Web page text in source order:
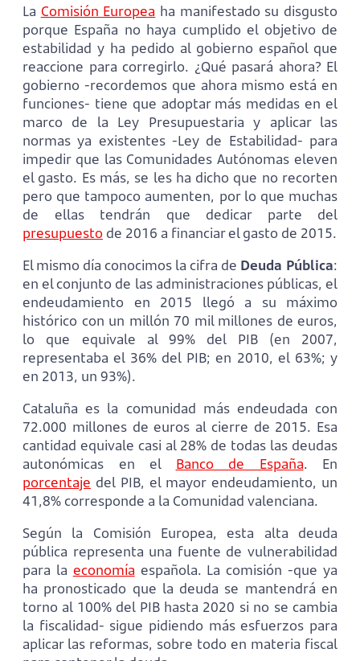
La Comisión Europea ha manifestado su disgusto
porque España no haya cumplido el objetivo de
estabilidad y ha pedido al gobierno español que
reaccione para corregirlo. ¿Qué pasará ahora? El
gobierno -recordemos que ahora mismo está en
funciones- tiene que adoptar más medidas en el
marco de la Ley Presupuestaria y aplicar las
normas ya existentes -Ley de Estabilidad- para
impedir que las Comunidades Autónomas eleven
el gasto. Es más, se les ha dicho que no recorten
pero que tampoco aumenten, por lo que muchas
de ellas tendrán que dedicar parte del
presupuesto de 2016 a financiar el gasto de 2015.
El mismo día conocimos la cifra de Deuda Pública:
en el conjunto de las administraciones públicas, el
endeudamiento en 2015 llegó a su máximo
histórico con un millón 70 mil millones de euros,
lo que equivale al 99% del PIB (en 2007,
representaba el 36% del PIB; en 2010, el 63%; y
en 2013, un 93%).
Cataluña es la comunidad más endeudada con
72.000 millones de euros al cierre de 2015. Esa
cantidad equivale casi al 28% de todas las deudas
autonómicas en el Banco de España. En
porcentaje del PIB, el mayor endeudamiento, un
41,8% corresponde a la Comunidad valenciana.
Según la Comisión Europea, esta alta deuda
pública representa una fuente de vulnerabilidad
para la economía española. La comisión -que ya
ha pronosticado que la deuda se mantendrá en
torno al 100% del PIB hasta 2020 si no se cambia
la fiscalidad- sigue pidiendo más esfuerzos para
aplicar las reformas, sobre todo en materia fiscal